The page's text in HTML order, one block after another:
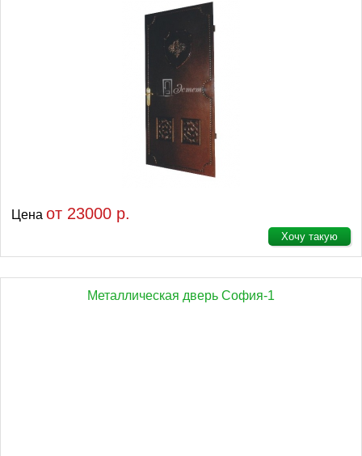
Цена от 23000 р.
Хочу такую
Металлическая дверь София-1